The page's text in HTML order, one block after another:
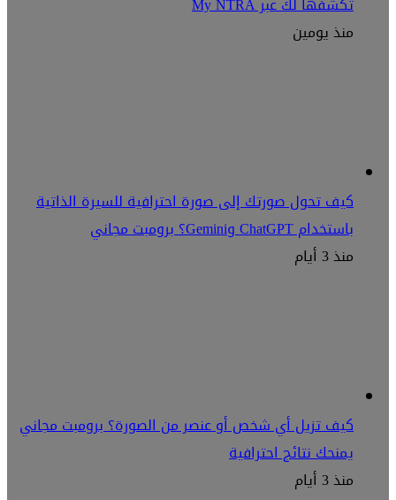
منذ يومين
كيف تحول صورتك إلى صورة احترافية للسيرة الذاتية
باستخدام ChatGPT وGemini؟ برومبت مجاني
منذ 3 أيام
كيف تزيل أي شخص أو عنصر من الصورة؟ برومبت مجاني
يمنحك نتائج احترافية
منذ 3 أيام